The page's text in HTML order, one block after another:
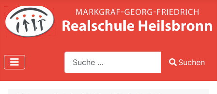
Suche
Type 2 or more characters for results.
Suchen